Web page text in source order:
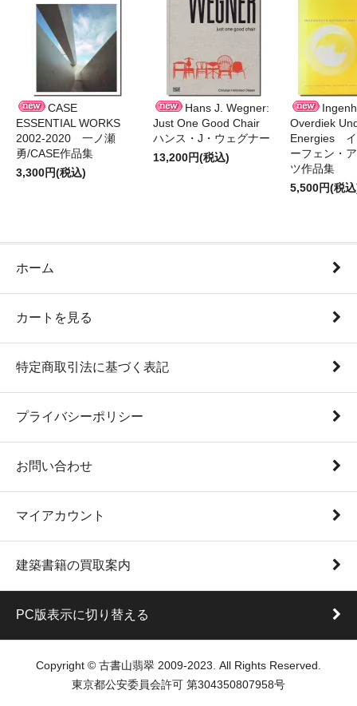
CASE
ESSENTIAL WORKS
2002-2020 一ノ瀬
勇/CASE作品集
3,300円(税込)
Hans J. Wegner:
Just One Good Chair
ハンス・J・ウェグナー
13,200円(税込)
Overdiek
Energies イ
ーフェン・
ツ作品集
5,500円(税
ホーム
カートを見る
特定商取引法に基づく表記
プライバシーポリシー
お問い合わせ
マイアカウント
建築書籍の買取案内
PC版表示に切り替える
Copyright © 古書山翡翠 2009-2023. All Rights Reserved.
東京都公安委員会許可 第304350807958号